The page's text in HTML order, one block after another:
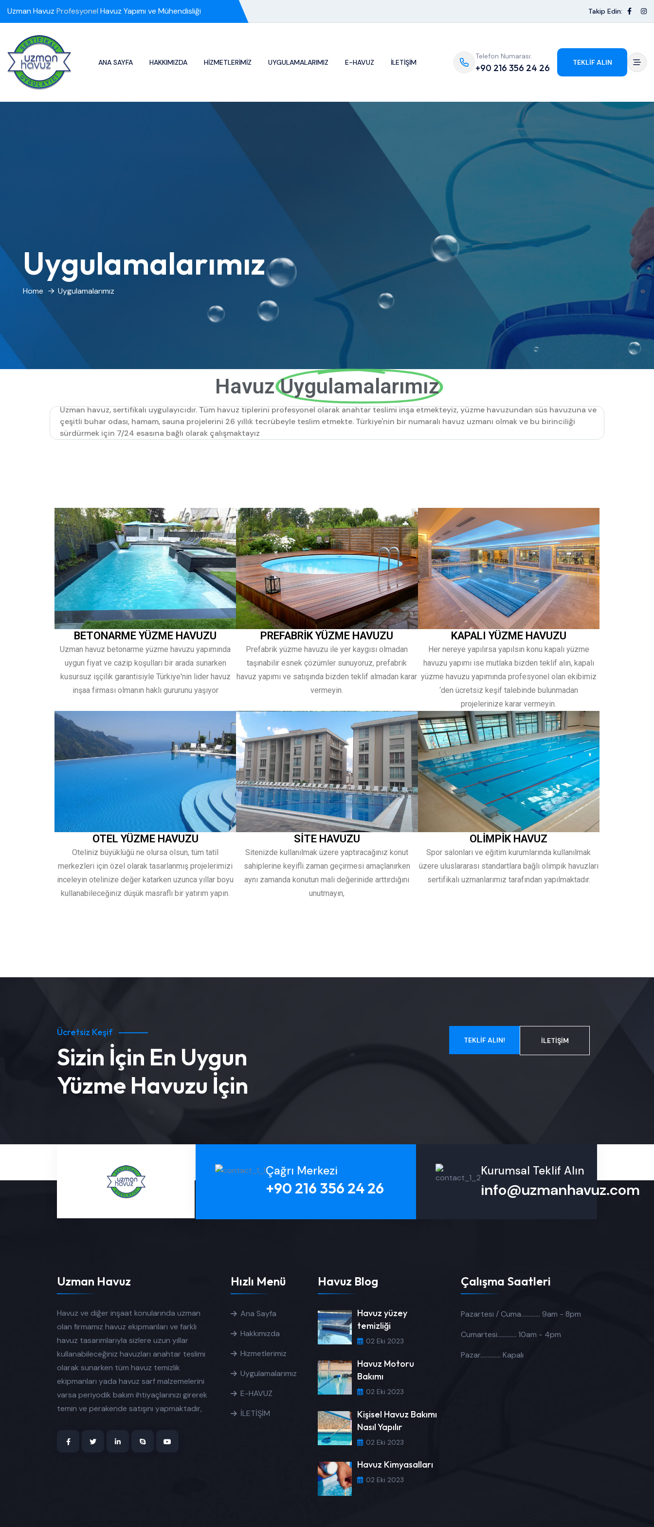
Uzman Havuz Profesyonel Havuz Yapımı ve Mühendisliği Takip Edin:
ANA SAYFA HAKKIMIZDA HIZMETLERIMIZ UYGULAMALARIMIZ E-HAVUZ İLETİŞİM
Telefon Numarası:
+90 216 356 24 26 TEKLIF ALIN
Uygulamalarımız
Home Uygulamalarımız
HavuzUygulamalarımız
Uzman havuz, sertifikalı uygulayıcıdır. Tüm havuz tiplerini profesyonel olarak anahtar teslimi inşa etmekteyiz, yüzme havuzundan süs havuzuna ve
çeşitli buhar odası, hamam, sauna projelerini 26 yıllık tecrübeyle teslim etmekte. Türkiye'nin bir numaralı havuz uzmanı olmak ve bu birinciliği
sürdürmek için 7/24 esasına bağlı olarak çalışmaktayız
BETONARME YÜZME HAVUZU
Uzman havuz betonarme yüzme havuzu yapımında
uygun fiyat ve cazip koşulları bir arada sunarken
kusursuz işçilik garantisiyle Türkiye'nin lider havuz
inşaa firması olmanın haklı gururunu yaşıyor
PREFABRİK YÜZME HAVUZU
Prefabrik yüzme havuzu ile yer kaygısı olmadan
taşınabilir esnek çözümler sunuyoruz, prefabrik
havuz yapımı ve satışında bizden teklif almadan karar
vermeyin.
KAPALI YÜZME HAVUZU
Her nereye yapılırsa yapılsın konu kapalı yüzme
havuzu yapımı ise mutlaka bizden teklif alın, kapalı
yüzme havuzu yapımında profesyonel olan ekibimiz
‘den ücretsiz keşif talebinde bulunmadan
projelerinize karar vermeyin.
OTEL YÜZME HAVUZU
Oteliniz büyüklüğü ne olursa olsun, tüm tatil
merkezleri için özel olarak tasarlanmış projelerimizi
inceleyin otelinize değer katarken uzunca yıllar boyu
kullanabileceğiniz düşük masraflı bir yatırım yapın.
SİTE HAVUZU
Sitenizde kullanılmak üzere yaptıracağınız konut
sahiplerine keyifli zaman geçirmesi amaçlanırken
aynı zamanda konutun mali değerinide arttırdığını
unutmayın,
OLİMPİK HAVUZ
Spor salonları ve eğitim kurumlarında kullanılmak
üzere uluslararası standartlara bağlı olimpik havuzları
sertifikalı uzmanlarımız tarafından yapılmaktadır.
Ücretsiz Keşif
Sizin İçin En Uygun
Yüzme Havuzu İçin
TEKLIF ALIN! İLETIŞIM
Çağrı Merkezi
+90 216 356 24 26
Kurumsal Teklif Alın
info@uzmanhavuz.com
Uzman Havuz
Havuz ve diğer inşaat konularında uzman
olan firmamız havuz ekipmanları ve farklı
havuz tasarımlarıyla sizlere uzun yıllar
kullanabileceğiniz havuzları anahtar teslimi
olarak sunarken tüm havuz temizlik
ekipmanları yada havuz sarf malzemelerini
varsa periyodik bakım ihtiyaçlarınızı girerek
temin ve perakende satışını yapmaktadır,
Hızlı Menü
Ana Sayfa
Hakkımızda
Hizmetlerimiz
Uygulamalarımız
E-HAVUZ
İLETİŞİM
Havuz Blog
Havuz yüzey
temizliği
02 Eki 2023
Havuz Motoru
Bakımı
02 Eki 2023
Kişisel Havuz Bakımı
Nasıl Yapılır
02 Eki 2023
Havuz Kimyasalları
02 Eki 2023
Çalışma Saatleri
Pazartesi / Cuma............. 9am - 8pm
Cumartesi............. 10am - 4pm
Pazar.............. Kapalı